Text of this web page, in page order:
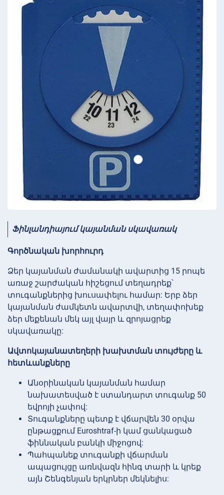
Ֆինլանդիայումկայանման սկավառակ
Գործնական խորհուրդ
Ձեր կայանման ժամանակի ավարտից 15 րոպե
առաջ շարժական հիշեցում տեղադրեք՝
տուգանքներից խուսափելու համար: Երբ ձեր
կայանման ժամկետն ավարտվի, տեղափոխեք
ձեր մեքենան մեկ այլ վայր և զրոյացրեք
սկավառակը:
Ավտոկայանատեղերի խախտման տույժերը և
հետևանքները
Անօրինական կայանման համար
նախատեսված է ստանդարտ տուգանք 50
եվրոյի չափով:
Տուգանքները պետք է վճարվեն 30 օրվա
ընթացքում Euroshtraf-ի կամ ցանկացած
ֆիննական բանկի միջոցով:
Պահպանեք տուգանքի վճարման
ապացույցը առնվազն հինգ տարի և կրեք
այն Շենգենյան երկրներ մեկնելիս: